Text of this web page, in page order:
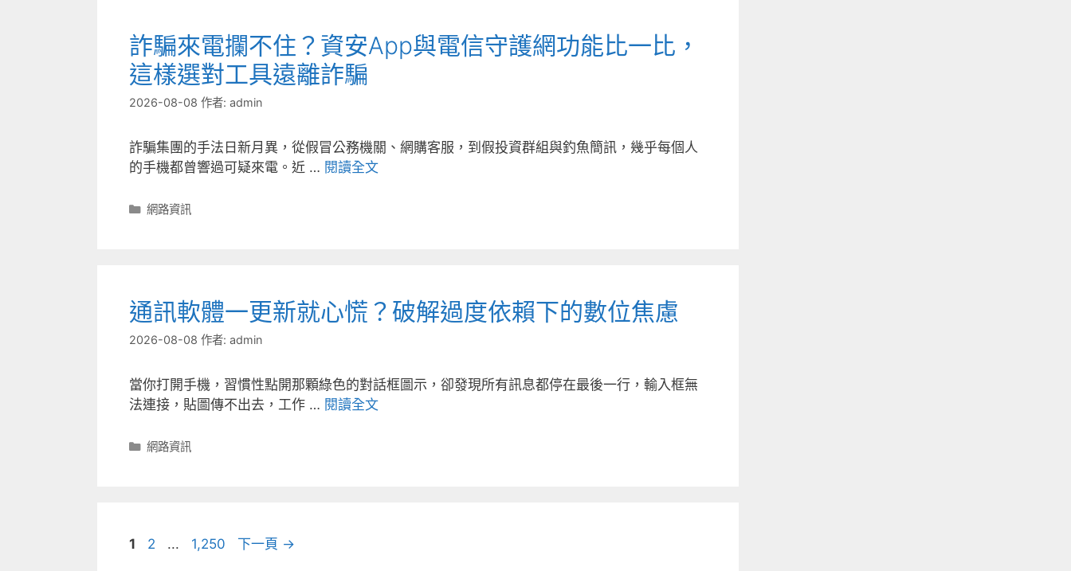
詐騙來電攔不住？資安App與電信守護網功能比一比，
這樣選對工具遠離詐騙
2026-08-08 作者: admin
詐騙集團的手法日新月異，從假冒公務機關、網購客服，到假投資群組與釣魚簡訊，幾乎每個人
的手機都曾響過可疑來電。近 … 閱讀全文
分
網路資訊
通訊軟體一更新就心慌？破解過度依賴下的數位焦慮
2026-08-08 作者: admin
當你打開手機，習慣性點開那顆綠色的對話框圖示，卻發現所有訊息都停在最後一行，輸入框無
法連接，貼圖傳不出去，工作 … 閱讀全文
分
網路資訊
頁
1
頁
2 ...
頁
1,250 下一頁 →